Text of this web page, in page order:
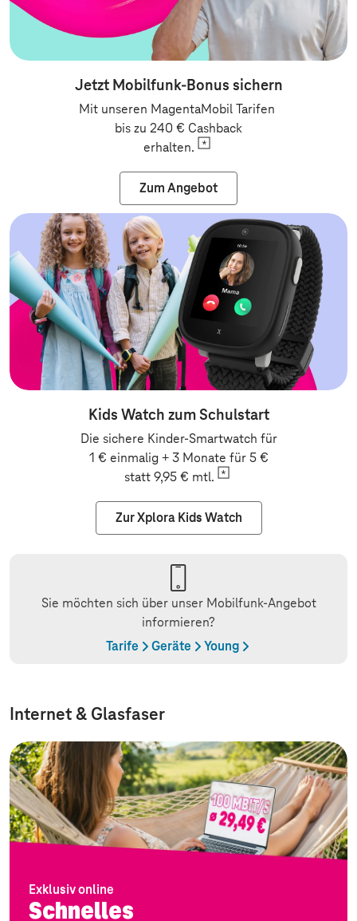
Jetzt Mobilfunk-Bonus sichern
Mit unseren MagentaMobil Tarifen
bis zu 240 € Cashback
erhalten.
Zum Angebot
Kids Watch zum Schulstart
Die sichere Kinder-Smartwatch für
1 € einmalig + 3 Monate für 5 €
statt 9,95 € mtl.
Zur Xplora Kids Watch
Sie möchten sich über unser Mobilfunk-Angebot
informieren?
Tarife
Geräte Young
Internet & Glasfaser
Exklusiv online
Schnelles